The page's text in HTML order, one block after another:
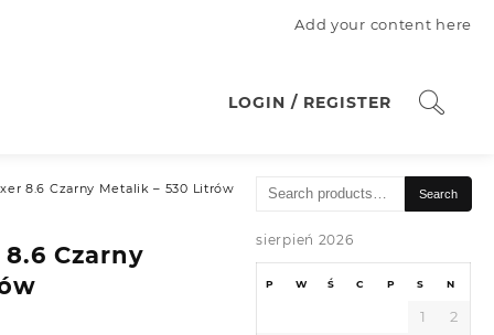
Add your content here
LOGIN / REGISTER
8.6 Czarny Metalik – 530 Litrów
Czarny
Search
Search
sierpień 2026
P W Ś C P S N
1
2